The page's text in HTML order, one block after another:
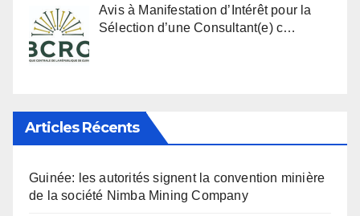
Avis à Manifestation d’Intérêt pour la
Sélection d’une Consultant(e) c…
Articles Récents
Guinée: les autorités signent la convention minière
de la société Nimba Mining Company